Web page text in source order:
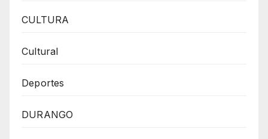
CULTURA
Cultural
Deportes
DURANGO